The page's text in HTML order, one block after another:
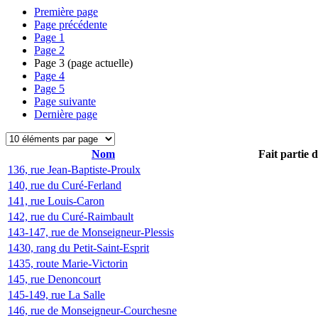
Première page
Page précédente
Page 1
Page 2
Page 3 (page actuelle)
Page 4
Page 5
Page suivante
Dernière page
Nom
Fait partie
136, rue Jean-Baptiste-Proulx
140, rue du Curé-Ferland
141, rue Louis-Caron
142, rue du Curé-Raimbault
143-147, rue de Monseigneur-Plessis
1430, rang du Petit-Saint-Esprit
1435, route Marie-Victorin
145, rue Denoncourt
145-149, rue La Salle
146, rue de Monseigneur-Courchesne